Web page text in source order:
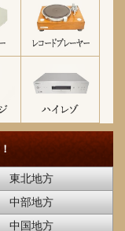
東北地方
中部地方
中国地方